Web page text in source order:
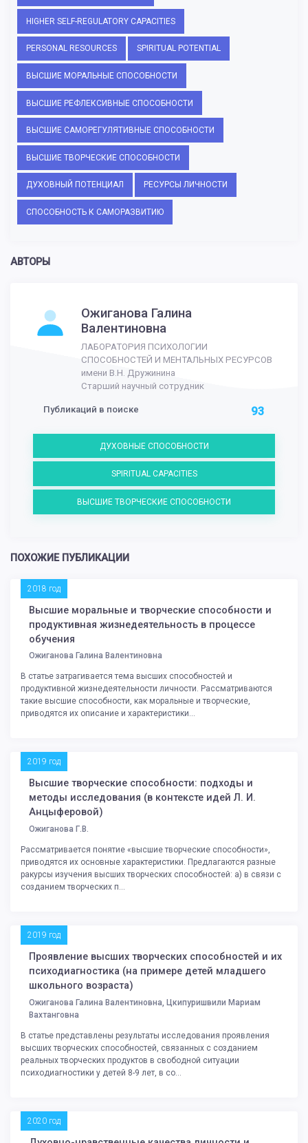
HIGHER SELF-REGULATORY CAPACITIES
PERSONAL RESOURCES SPIRITUAL POTENTIAL
ВЫСШИЕ МОРАЛЬНЫЕ СПОСОБНОСТИ
ВЫСШИЕ РЕФЛЕКСИВНЫЕ СПОСОБНОСТИ
ВЫСШИЕ САМОРЕГУЛЯТИВНЫЕ СПОСОБНОСТИ
ВЫСШИЕ ТВОРЧЕСКИЕ СПОСОБНОСТИ
ДУХОВНЫЙ ПОТЕНЦИАЛ РЕСУРСЫ ЛИЧНОСТИ
СПОСОБНОСТЬ К САМОРАЗВИТИЮ
АВТОРЫ
Ожиганова Галина
Валентиновна
ЛАБОРАТОРИЯ ПСИХОЛОГИИ
СПОСОБНОСТЕЙ И МЕНТАЛЬНЫХ РЕСУРСОВ
имени В.Н. Дружинина
Старший научный сотрудник
Публикаций в поиске 93
ДУХОВНЫЕ СПОСОБНОСТИ
SPIRITUAL CAPACITIES
ВЫСШИЕ ТВОРЧЕСКИЕ СПОСОБНОСТИ
ПОХОЖИЕ ПУБЛИКАЦИИ
2018 год
Высшие моральные и творческие способности и
продуктивная жизнедеятельность в процессе
обучения
Ожиганова Галина Валентиновна
В статье затрагивается тема высших способностей и
продуктивной жизнедеятельности личности. Рассматриваются
такие высшие способности, как моральные и творческие,
приводятся их описание и характеристики...
2019 год
Высшие творческие способности: подходы и
методы исследования (в контексте идей Л. И.
Анцыферовой)
Ожиганова Г.В.
Рассматривается понятие «высшие творческие способности»,
приводятся их основные характеристики. Предлагаются разные
ракурсы изучения высших творческих способностей: а) в связи с
созданием творческих п...
2019 год
Проявление высших творческих способностей и их
психодиагностика (на примере детей младшего
школьного возраста)
Ожиганова Галина Валентиновна, Цкипуришвили Мариам
Вахтанговна
В статье представлены результаты исследования проявления
высших творческих способностей, связанных с созданием
реальных творческих продуктов в свободной ситуации
психодиагностики у детей 8-9 лет, в со...
2020 год